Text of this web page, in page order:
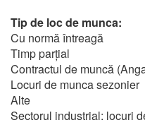
Tip de loc de munca:
Cu normă întreagă
Timp parțial
Contractul de muncă
Locuri de munca sezonier
Alte
Sectorul industrial: locuri